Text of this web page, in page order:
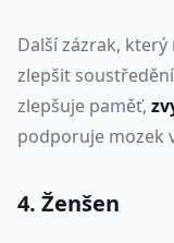
Další zázrak,
zlepšit
zlepšuje paměť,
podporuje mozek
4. Ženšen